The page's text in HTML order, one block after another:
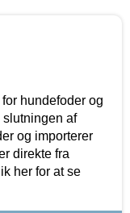
hundefoder og
af
og importerer
direkte fra
her for at se